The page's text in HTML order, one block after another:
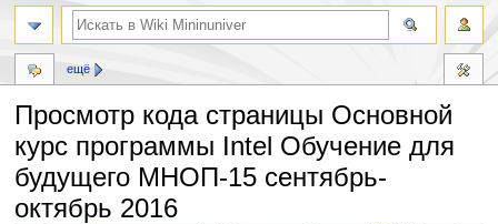
Просмотр кода страницы Основной
курс программы Intel Обучение для
будущего МНОП-15 сентябрь-
октябрь 2016
ещё